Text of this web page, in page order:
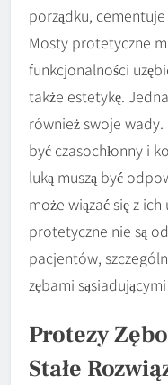
porządku, cementuje
Mosty protetyczne
funkcjonalności
także estetykę.
również swoje wady.
być czasochłonny i
luką muszą być
może wiązać się z
protetyczne nie są
pacjentów,
zębami
Protezy
Stałe